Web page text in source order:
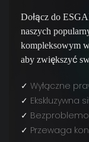
Dołącz do
naszych
kompleksowym
aby zwiększyć
✓ Wyłączne
✓ Ekskluzywna
✓
✓ Przewaga